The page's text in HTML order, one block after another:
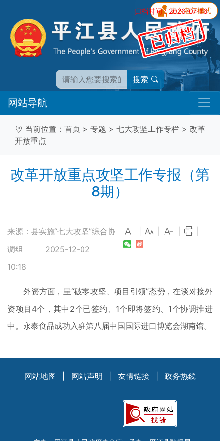
归档时间：2026-07-16
搜索
网站导航
当前位置： 首页 > 专题 > 七大攻坚工作专栏 > 改革
开放重点
改革开放重点攻坚工作专报（第
8期）
来源：县实施“七大攻坚”综合协
调组
2025-12-02
10:18
外资方面，呈“破零攻坚、项目引领”态势，在谈对接外
资项目4个，其中2个已签约、1个即将签约、1个协调推进
中。永泰食品成功入驻第八届中国国际进口博览会湖南馆。
网站地图 网站声明 友情链接 政务热线